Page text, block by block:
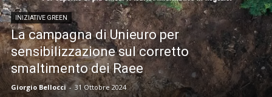
INIZIATIVE GREEN
La campagna di Unieuro per
sensibilizzazione sul corretto
smaltimento dei Raee
Giorgio Bellocci - 31 Ottobre 2024